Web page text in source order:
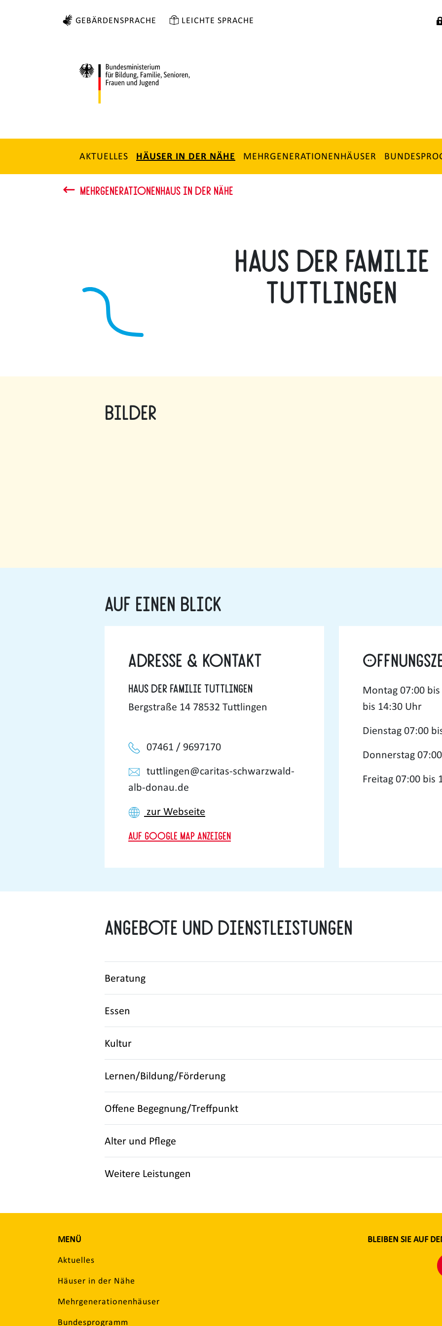
GEBÄRDENSPRACHE LEICHTE SPRACHE
AKTUELLES HÄUSER IN DER NÄHE MEHRGENERATIONENHÄUSER
MEHRGENERATIONENHAUS IN DER NÄHE
Haus der Familie
Tuttlingen
Bilder
Auf einen Blick
Adresse & Kontakt
Haus der Familie Tuttlingen
Bergstraße 14 78532 Tuttlingen
07461 / 9697170
tuttlingen@caritas-schwarzwald-
alb-donau.de
zur Webseite
Auf Google Map anzeigen
Montag07:00
bis 14:30 Uhr
Dienstag07:00
Donnerstag
Freitag07:00 bis
Angebote und Dienstleistungen
Beratung
Essen
Kultur
Lernen/Bildung/Förderung
Offene Begegnung/Treffpunkt
Alter und Pflege
Weitere Leistungen
MENÜ
Aktuelles
Häuser in der Nähe
Mehrgenerationenhäuser
Bundesprogramm
BLEIBEN SIE AUF